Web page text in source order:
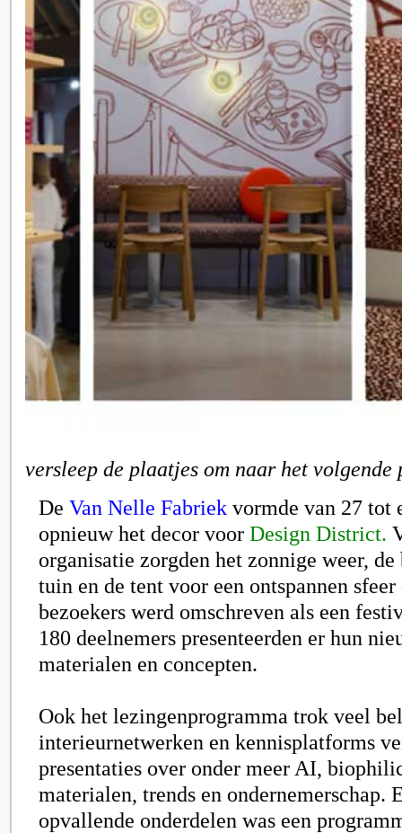
versleep de plaatjes om naar het
De Van Nelle Fabriek vormde van 27 tot
opnieuw het decor voor Design District.
organisatie zorgden het zonnige weer, de
tuin en de tent voor een ontspannen
bezoekers werd omschreven als een
180 deelnemers presenteerden er hun
materialen en concepten.
Ook het lezingenprogramma trok veel
interieurnetwerken en kennisplatforms
presentaties over onder meer AI,
materialen, trends en ondernemerschap.
opvallende onderdelen was een